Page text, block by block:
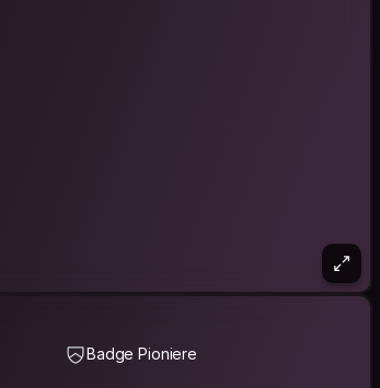
Badge Pioniere